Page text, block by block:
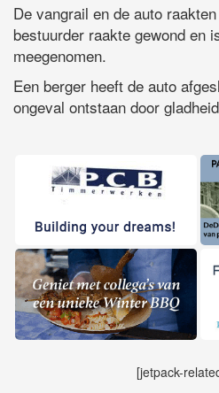
De vangrail en de auto
bestuurder raakte gewond en
meegenomen.
Een berger heeft de auto
ongeval ontstaan door
[jetpack-